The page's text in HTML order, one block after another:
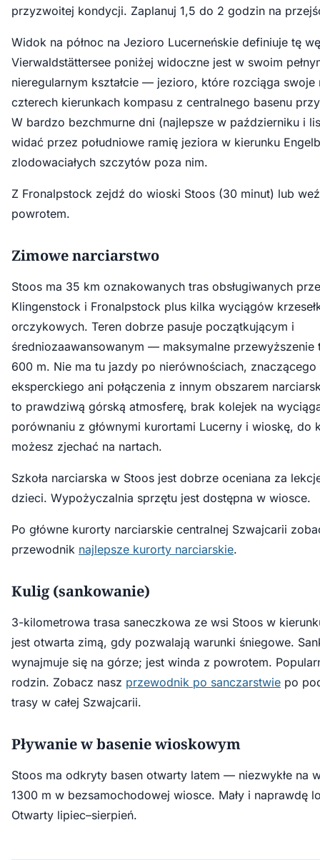
przyzwoitej kondycji. Zaplanuj 1,5 do 2 godzin na
Widok na północ na Jezioro Lucerneńskie definiuje tę
Vierwaldstättersee poniżej widoczne jest w swoim
nieregularnym kształcie — jezioro, które rozciąga swoje
czterech kierunkach kompasu z centralnego basenu
W bardzo bezchmurne dni (najlepsze w październiku i
widać przez południowe ramię jeziora w kierunku
zlodowaciałych szczytów poza nim.
Z Fronalpstock zejdź do wioski Stoos (30 minut) lub
powrotem.
Zimowe narciarstwo
Stoos ma 35 km oznakowanych tras obsługiwanych
Klingenstock i Fronalpstock plus kilka wyciągów
orczykowych. Teren dobrze pasuje początkującym i
średniozaawansowanym — maksymalne przewyższenie
600 m. Nie ma tu jazdy po nierównościach, znaczącego
eksperckiego ani połączenia z innym obszarem
to prawdziwą górską atmosferę, brak kolejek na
porównaniu z głównymi kurortami Lucerny i wioskę, do
możesz zjechać na nartach.
Szkoła narciarska w Stoos jest dobrze oceniana za
dzieci. Wypożyczalnia sprzętu jest dostępna w wiosce.
Po główne kurorty narciarskie centralnej Szwajcarii
przewodnik najlepsze kurorty narciarskie.
Kulig (sankowanie)
3-kilometrowa trasa saneczkowa ze wsi Stoos w
jest otwarta zimą, gdy pozwalają warunki śniegowe.
wynajmuje się na górze; jest winda z powrotem.
rodzin. Zobacz nasz przewodnik po sanczarstwie po
trasy w całej Szwajcarii.
Pływanie w basenie wioskowym
Stoos ma odkryty basen otwarty latem — niezwykłe na
1300 m w bezsamochodowej wiosce. Mały i naprawdę
Otwarty lipiec–sierpień.